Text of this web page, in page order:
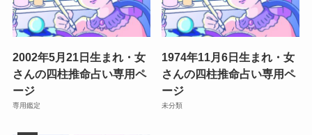
2002年5月21日生まれ・女
さんの四柱推命占い専用ペ
ージ
専用鑑定
1974年11月6日生まれ・女
さんの四柱推命占い専用ペ
ージ
未分類